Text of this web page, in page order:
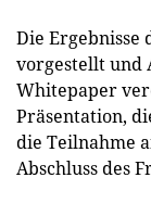
Die Ergebnisse
vorgestellt und
Whitepaper
Präsentation,
die Teilnahme
Abschluss des